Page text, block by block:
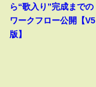
ら“歌入り”完成までの
ワークフロー公開【V5
版】